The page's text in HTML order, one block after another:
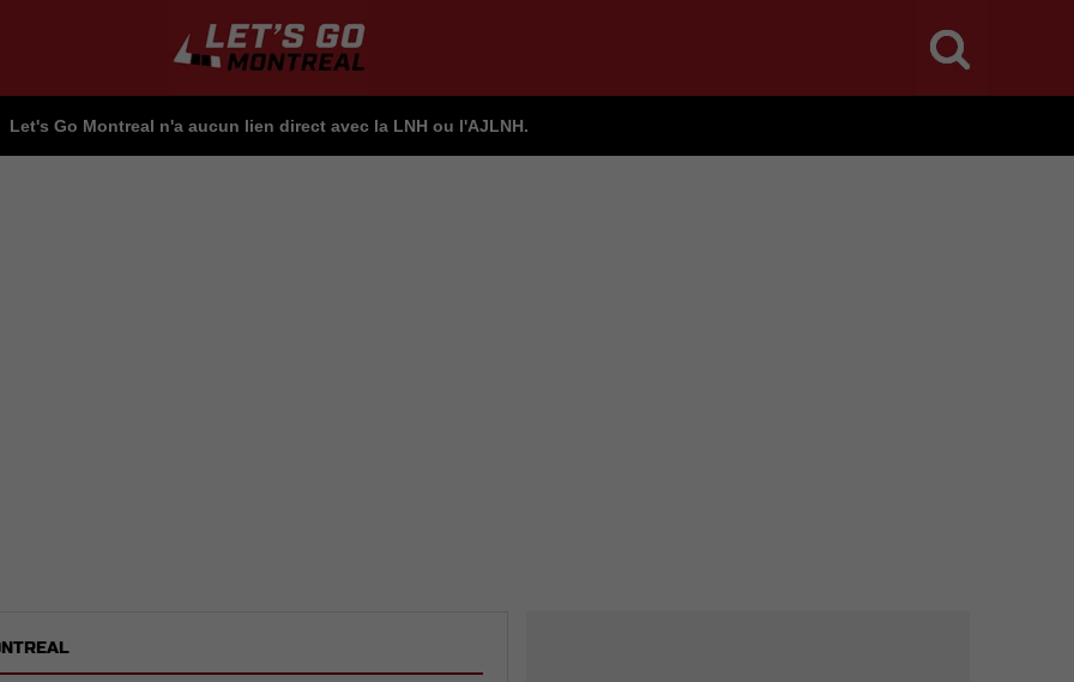
Let's Go Montreal n'a aucun lien direct avec la LNH ou l'AJLNH.